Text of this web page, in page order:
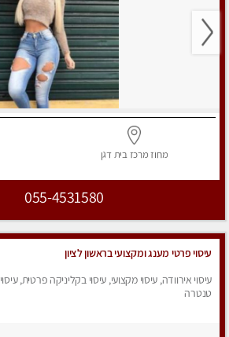
מחוז מרכז בית דגן
055-4531580
עיסוי פרטי מענג ומקצועי בראשון לציון
עיסוי אירוודה, עיסוי מקצועי, עיסוי בקליניקה פרטית, עיסוי
טנטרה